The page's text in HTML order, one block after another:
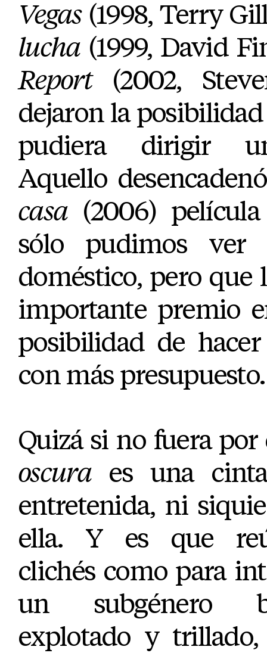
Vegas(1998, Terry
lucha(1999, David
Report(2002,
dejaron la
pudiera dirigir
Aquello
casa(2006)
sólo pudimos ver
doméstico, pero que
importante premio
posibilidad de
con más presupuesto.
Quizá si no fuera
oscuraes una cinta
entretenida, ni
ella. Y es que
clichés como para
un subgénero
explotado y